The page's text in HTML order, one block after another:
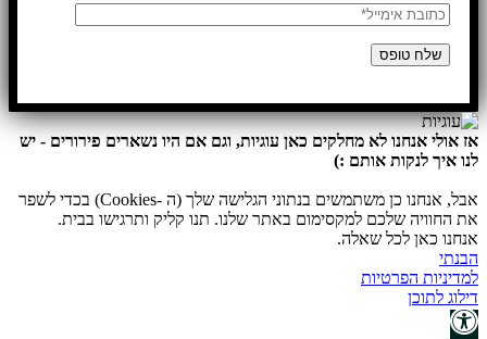
אז אולי אנחנו לא מחלקים כאן עוגיות, וגם אם היו נשארים פירורים - יש
לנו איך לנקות אותם :)
אבל, אנחנו כן משתמשים בנתוני הגלישה שלך (ה -Cookies) בכדי לשפר
את החוויה שלכם למקסימום באתר שלנו. תנו קליק ותרגישו בבית.
אנחנו כאן לכל שאלה.
הבנתי
למדיניות הפרטיות
דילוג לתוכן
פתח